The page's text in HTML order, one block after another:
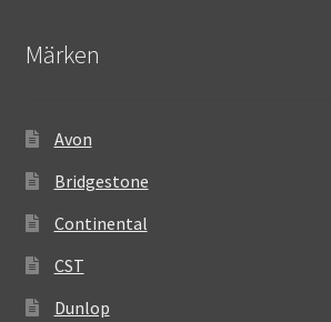
Märken
Avon
Bridgestone
Continental
CST
Dunlop